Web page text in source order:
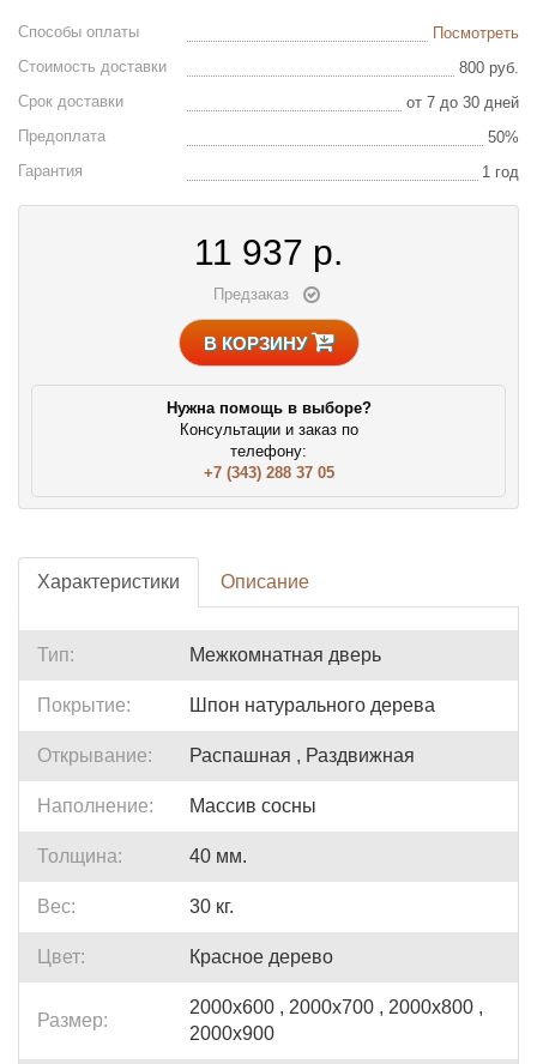
Способы оплаты
Посмотреть
Стоимость доставки
800 руб.
Срок доставки
от 7 до 30 дней
Предоплата
50%
Гарантия
1 год
11 937 р.
Предзаказ
В КОРЗИНУ
Нужна помощь в выборе?
Консультации и заказ по
телефону:
+7 (343) 288 37 05
Характеристики Описание
Тип: Межкомнатная дверь
Покрытие: Шпон натурального дерева
Открывание: Распашная , Раздвижная
Наполнение: Массив сосны
Толщина: 40 мм.
Вес: 30 кг.
Цвет: Красное дерево
Размер:
2000x600 , 2000x700 , 2000x800 ,
2000x900